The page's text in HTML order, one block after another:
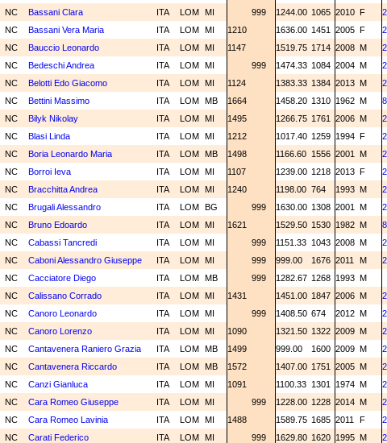
NC Bassani Clara ITA LOM MI 999 1244.00 1065 2010 F
NC Bassani Vera Maria ITA LOM MI 1210 1636.00 1451 2005 F
NC Bauccio Leonardo ITA LOM MI 1147 1519.75 1714 2008 M
NC Bedeschi Andrea ITA LOM MI 999 1474.33 1084 2004 M
NC Belotti Edo Giacomo ITA LOM MI 1124 1383.33 1384 2013 M
NC Bettini Massimo ITA LOM MB 1664 1458.20 1310 1962 M
NC Bilyk Nikolay ITA LOM MI 1495 1266.75 1761 2006 M
NC Blasi Linda ITA LOM MI 1212 1017.40 1259 1994 F
NC Boria Leonardo Maria ITA LOM MB 1498 1166.60 1556 2001 M
NC Borroi Ieva ITA LOM MI 1107 1239.00 1218 2013 F
NC Bracchitta Andrea ITA LOM MI 1240 1198.00 764 1993 M
NC Brugali Alessandro ITA LOM BG 999 1630.00 1308 2001 M
NC Bruno Edoardo ITA LOM MI 1621 1529.50 1530 1982 M
NC Cabassi Tancredi ITA LOM MI 999 1151.33 1043 2008 M
NC Caboni Alessandro Giuseppe ITA LOM MI 999 999.00 1676 2011 M
NC Cacciatore Diego ITA LOM MB 999 1282.67 1268 1993 M
NC Calissano Corrado ITA LOM MI 1431 1451.00 1847 2006 M
NC Canoro Leonardo ITA LOM MI 999 1408.50 674 2012 M
NC Canoro Lorenzo ITA LOM MI 1090 1321.50 1322 2009 M
NC Cantavenera Raniero Grazia ITA LOM MB 1499 999.00 1600 2009 M
NC Cantavenera Riccardo ITA LOM MB 1572 1407.00 1751 2005 M
NC Canzi Gianluca ITA LOM MI 1091 1100.33 1301 1974 M
NC Cara Romeo Giuseppe ITA LOM MI 999 1228.00 1228 2014 M
NC Cara Romeo Lavinia ITA LOM MI 1488 1589.75 1685 2011 F
NC Carati Federico ITA LOM MI 999 1629.80 1620 1995 M